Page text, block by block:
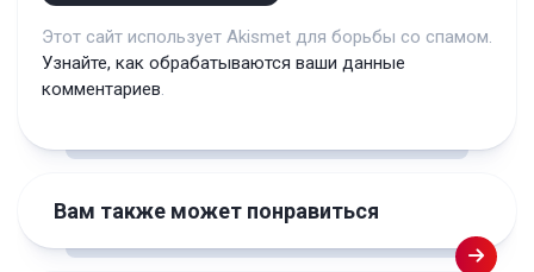
Этот сайт использует Akismet для борьбы со спамом.
Узнайте, как обрабатываются ваши данные
комментариев.
Вам также может понравиться